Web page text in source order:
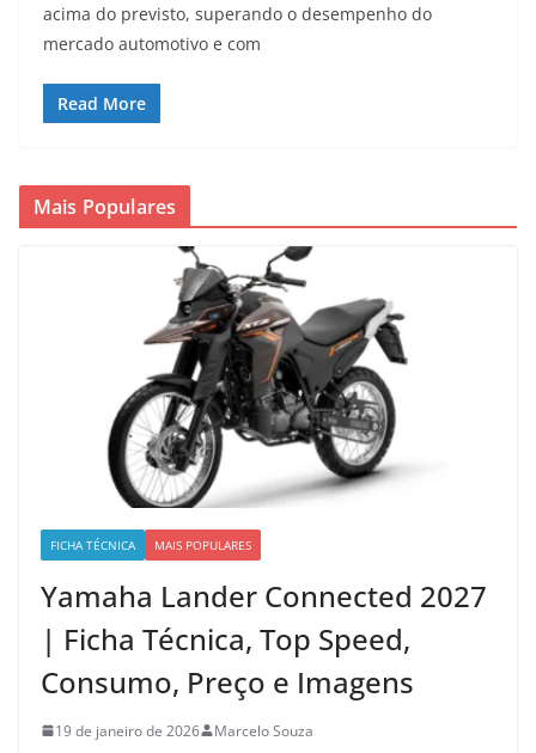
acima do previsto, superando o desempenho do
mercado automotivo e com
Read More
Mais Populares
FICHA TÉCNICA MAIS POPULARES
Yamaha Lander Connected 2027
| Ficha Técnica, Top Speed,
Consumo, Preço e Imagens
19 de janeiro de 2026 Marcelo Souza